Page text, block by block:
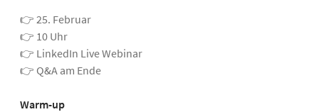
👉 25. Februar
👉 10 Uhr
👉 LinkedIn Live Webinar
👉 Q&A am Ende
Warm-up